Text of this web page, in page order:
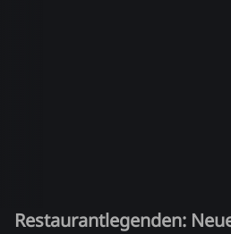
Restaurantlegenden: